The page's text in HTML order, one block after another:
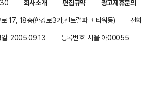
회사소개 편집규약
광고제휴문의
17, 18층(한강로3가,센트럴파크 타워동)
전
일: 2005.09.13 등록번호: 서울 아00055